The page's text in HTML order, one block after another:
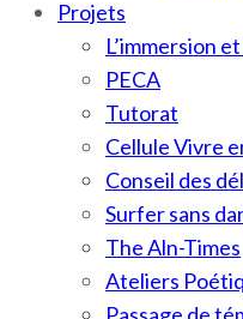
Projets
L’immersion
PECA
Tutorat
Cellule Vivre
Conseil des
Surfer sans
The Aln-Times
Ateliers